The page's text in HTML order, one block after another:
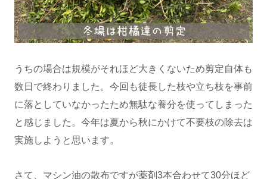
うちの場合は規模がそれほど大きくないため剪定自体も
数日で終わりました。今回も徒長した枝や立ち枝を事前
に落としていなかったため無駄な養分を使ってしまった
と感じました。今年は夏から秋にかけて不要枝の除去は
実施しようと思います。
さて、マシン油の散布ですが薬剤3本合わせて30分ほど